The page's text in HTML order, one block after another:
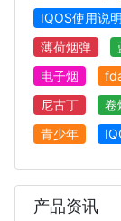
IQOS使用说明
薄荷烟弹
电子烟
尼古丁
卷
青少年
产品资讯